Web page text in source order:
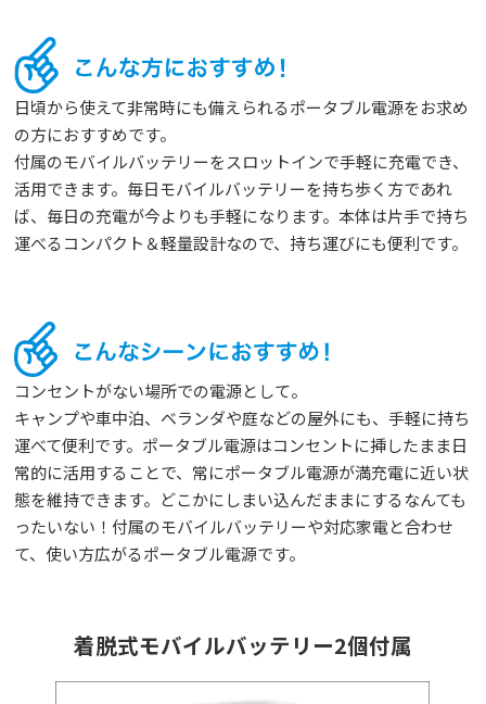
日頃から使えて非常時にも備えられるポータブル電源をお求め
の方におすすめです。
付属のモバイルバッテリーをスロットインで手軽に充電でき、
活用できます。毎日モバイルバッテリーを持ち歩く方であれ
ば、毎日の充電が今よりも手軽になります。本体は片手で持ち
運べるコンパクト＆軽量設計なので、持ち運びにも便利です。
コンセントがない場所での電源として。
キャンプや車中泊、ベランダや庭などの屋外にも、手軽に持ち
運べて便利です。ポータブル電源はコンセントに挿したまま日
常的に活用することで、常にポータブル電源が満充電に近い状
態を維持できます。どこかにしまい込んだままにするなんても
ったいない！付属のモバイルバッテリーや対応家電と合わせ
て、使い方広がるポータブル電源です。
着脱式モバイルバッテリー2個付属